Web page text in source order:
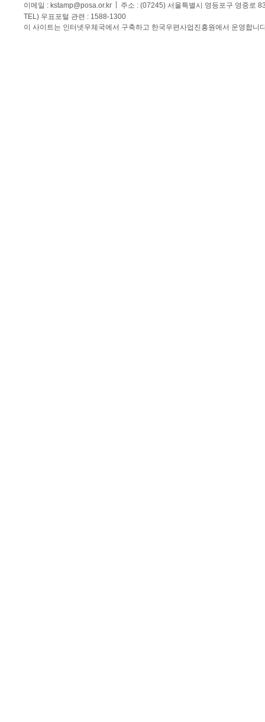
이메일 : kstamp@posa.or.kr
주소 : (07245) 서울특별시 영등포구 영중로
TEL) 우표포털 관련 : 1588-1300
이 사이트는 인터넷우체국에서 구축하고 한국우편사업진흥원에서 운영합니